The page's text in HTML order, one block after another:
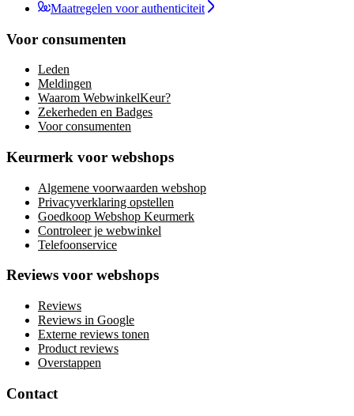
Maatregelen voor authenticiteit
Voor consumenten
Leden
Meldingen
Waarom WebwinkelKeur?
Zekerheden en Badges
Voor consumenten
Keurmerk voor webshops
Algemene voorwaarden webshop
Privacyverklaring opstellen
Goedkoop Webshop Keurmerk
Controleer je webwinkel
Telefoonservice
Reviews voor webshops
Reviews
Reviews in Google
Externe reviews tonen
Product reviews
Overstappen
Contact